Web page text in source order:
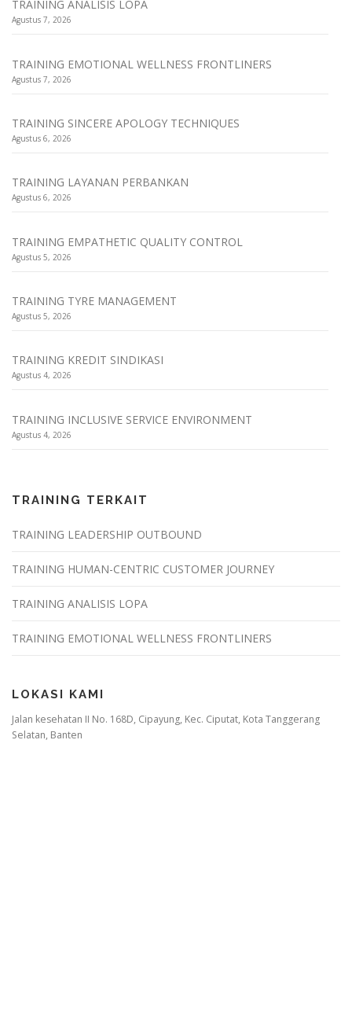
TRAINING ANALISIS LOPA
Agustus 7, 2026
TRAINING EMOTIONAL WELLNESS FRONTLINERS
Agustus 7, 2026
TRAINING SINCERE APOLOGY TECHNIQUES
Agustus 6, 2026
TRAINING LAYANAN PERBANKAN
Agustus 6, 2026
TRAINING EMPATHETIC QUALITY CONTROL
Agustus 5, 2026
TRAINING TYRE MANAGEMENT
Agustus 5, 2026
TRAINING KREDIT SINDIKASI
Agustus 4, 2026
TRAINING INCLUSIVE SERVICE ENVIRONMENT
Agustus 4, 2026
TRAINING TERKAIT
TRAINING LEADERSHIP OUTBOUND
TRAINING HUMAN-CENTRIC CUSTOMER JOURNEY
TRAINING ANALISIS LOPA
TRAINING EMOTIONAL WELLNESS FRONTLINERS
LOKASI KAMI
Jalan kesehatan II No. 168D, Cipayung, Kec. Ciputat, Kota Tanggerang
Selatan, Banten